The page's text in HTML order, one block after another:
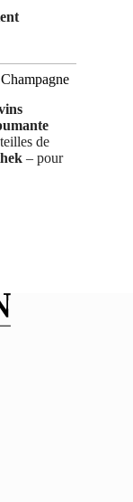
de
– pour